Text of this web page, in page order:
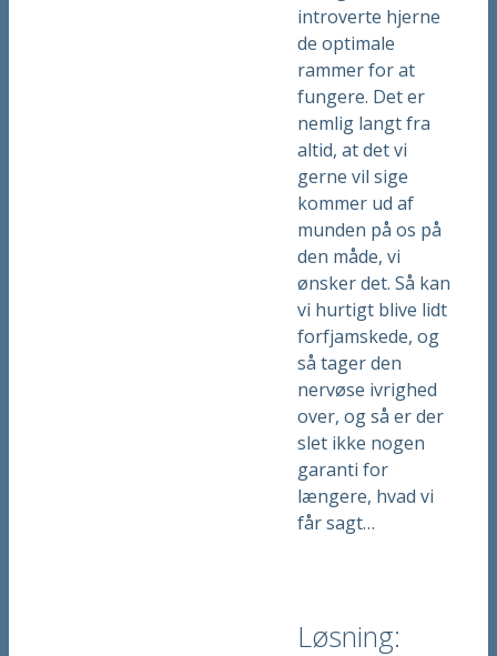
introverte hjerne
de optimale
rammer for at
fungere. Det er
nemlig langt fra
altid, at det vi
gerne vil sige
kommer ud af
munden på os på
den måde, vi
ønsker det. Så kan
vi hurtigt blive lidt
forfjamskede, og
så tager den
nervøse ivrighed
over, og så er der
slet ikke nogen
garanti for
længere, hvad vi
får sagt…
Løsning: